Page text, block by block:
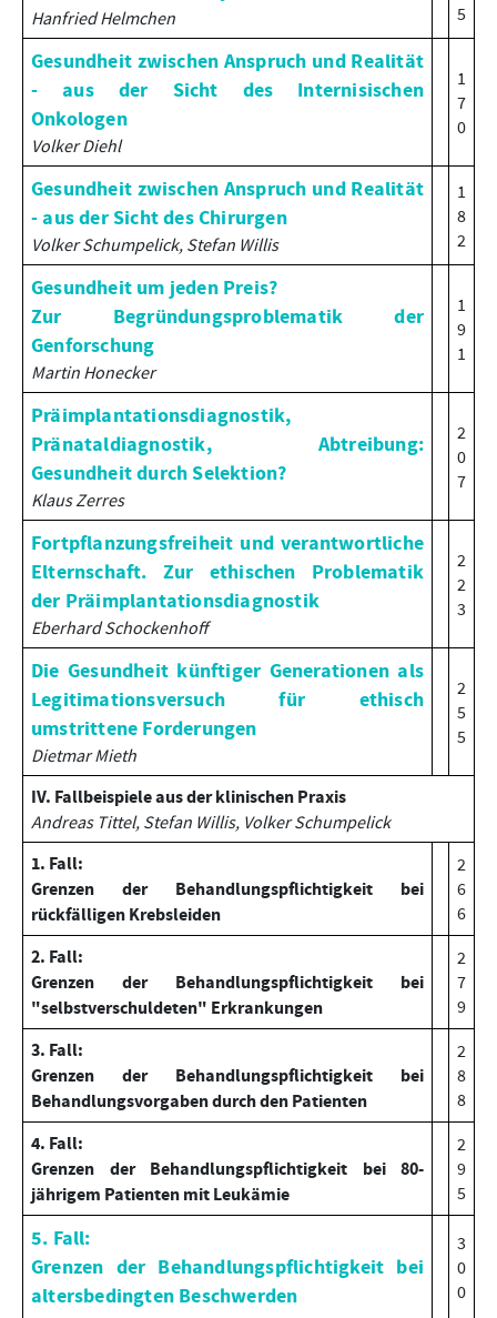
Hanfried Helmchen 5
Gesundheit zwischen Anspruch und Realität
- aus der Sicht des Internisischen
Onkologen
Volker Diehl
1
7
0
Gesundheit zwischen Anspruch und Realität
- aus der Sicht des Chirurgen
Volker Schumpelick, Stefan Willis
1
8
2
Gesundheit um jeden Preis?
Zur Begründungsproblematik der
Genforschung
Martin Honecker
1
9
1
Präimplantationsdiagnostik,
Pränataldiagnostik, Abtreibung:
Gesundheit durch Selektion?
Klaus Zerres
2
0
7
Fortpflanzungsfreiheit und verantwortliche
Elternschaft. Zur ethischen Problematik
der Präimplantationsdiagnostik
Eberhard Schockenhoff
2
2
3
Die Gesundheit künftiger Generationen als
Legitimationsversuch für ethisch
umstrittene Forderungen
Dietmar Mieth
2
5
5
IV. Fallbeispiele aus der klinischen Praxis
Andreas Tittel, Stefan Willis, Volker Schumpelick
1. Fall:
Grenzen der Behandlungspflichtigkeit bei
rückfälligen Krebsleiden
2
6
6
2. Fall:
Grenzen der Behandlungspflichtigkeit bei
"selbstverschuldeten" Erkrankungen
2
7
9
3. Fall:
Grenzen der Behandlungspflichtigkeit bei
Behandlungsvorgaben durch den Patienten
2
8
8
4. Fall:
Grenzen der Behandlungspflichtigkeit bei 80-
jährigem Patienten mit Leukämie
2
9
5
5. Fall:
Grenzen der Behandlungspflichtigkeit bei
altersbedingten Beschwerden
3
0
0